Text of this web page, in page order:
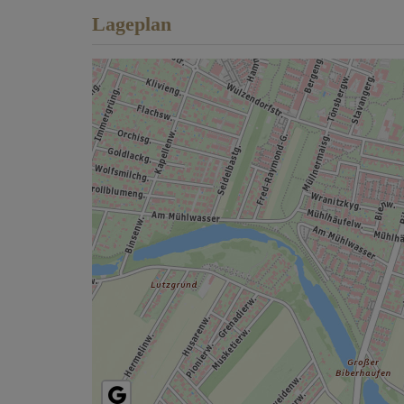
Lageplan